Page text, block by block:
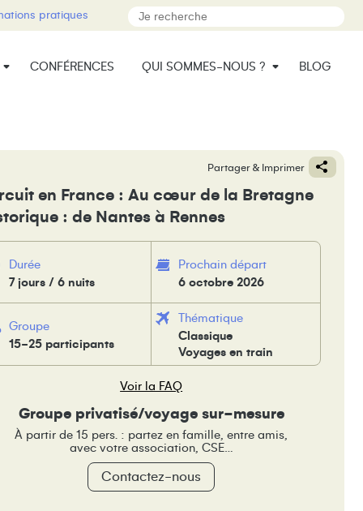
pratiques
CONFÉRENCES QUI SOMMES-NOUS ? BLOG
Partager & Imprimer
en France : Au cœur de la Bretagne
: de Nantes à Rennes
Durée
7 jours / 6 nuits
Prochain départ
6 octobre 2026
Groupe
15-25 participants
Thématique
Classique
Voyages en train
Voir la FAQ
Groupe privatisé/voyage sur-mesure
À partir de 15 pers. : partez en famille, entre amis,
avec votre association, CSE…
Contactez-nous